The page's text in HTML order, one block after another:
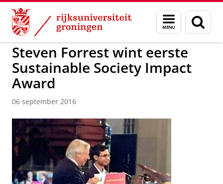
Skip
Content
Skip
Navigation
Menu
en
zoeken
Over ons Faculteit Ruimtelijke Wetenschappen
Steven Forrest wint eerste
Sustainable Society Impact
Award
06 september 2016